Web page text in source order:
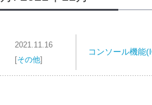
2021.11.16
[その他]
コンソール機能